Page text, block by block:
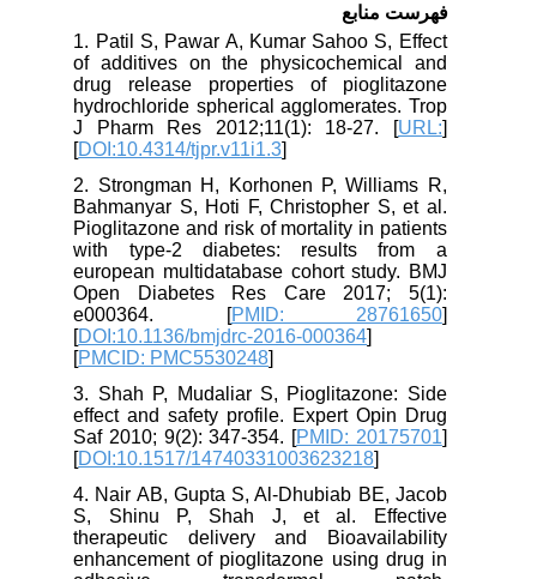
فهرست منابع
1. Patil S, Pawar A, Kumar Sahoo S, Effect
of additives on the physicochemical and
drug release properties of pioglitazone
hydrochloride spherical agglomerates. Trop
J Pharm Res 2012;11(1): 18-27. [URL:
[DOI:10.4314/tjpr.v11i1.3
2. Strongman H, Korhonen P, Williams R,
Bahmanyar S, Hoti F, Christopher S, et al.
Pioglitazone and risk of mortality in patients
with type-2 diabetes: results from a
european multidatabase cohort study. BMJ
Open Diabetes Res Care 2017; 5(1):
e000364. [PMID: 28761650
[DOI:10.1136/bmjdrc-2016-000364
[PMCID: PMC5530248
3. Shah P, Mudaliar S, Pioglitazone: Side
effect and safety profile. Expert Opin Drug
Saf 2010; 9(2): 347-354. [PMID: 20175701
[DOI:10.1517/14740331003623218
4. Nair AB, Gupta S, Al-Dhubiab BE, Jacob
S, Shinu P, Shah J, et al. Effective
therapeutic delivery and Bioavailability
enhancement of pioglitazone using drug in